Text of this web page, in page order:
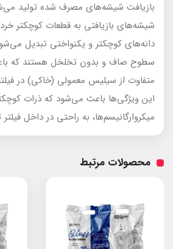
بازیافت شیشه‌های مصرف شده تولید
شیشه‌های بازیافتی به قطعات کوچکتر
دانه‌های کوچکتر و یکنواختی تبدیل
سطوح صاف و بدون تخلخل هستند که
متفاوت از سیلیس معمولی (خاکی) در
این ویژگی‌ها باعث می‌شود که ذرات
میکروارگانیسم‌ها، به راحتی در داخل
محصولات مرتبط